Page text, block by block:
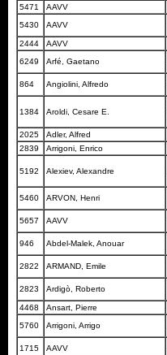
5471 AAVV
5430
AAVV
2444 AAVV
6249
Arfé, Gaetano
864 Angiolini, Alfredo
1384 Aroldi, Cesare E.
2025 Adler, Alfred
2839
Arrigoni, Enrico
5192 Alexiev, Alexandre
5460 ARVON, Henri
5657 AAVV
946 Abdel-Malek, Anouar
2822 ARMAND, Emile
2823 Ardigò, Roberto
4468 Ansart, Pierre
5760
Arrigoni, Arrigo
1715 AAVV